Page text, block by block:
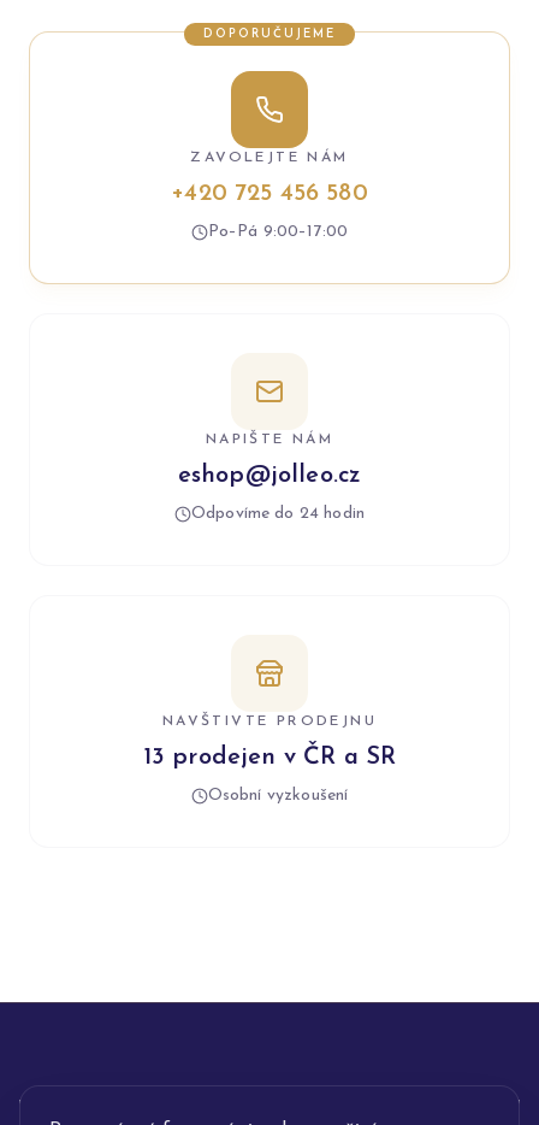
DOPORUČUJEME
ZAVOLEJTE NÁM
+420 725 456 580
Po–Pá 9:00–17:00
NAPIŠTE NÁM
eshop@jolleo.cz
Odpovíme do 24 hodin
NAVŠTIVTE PRODEJNU
13 prodejen v ČR a SR
Osobní vyzkoušení